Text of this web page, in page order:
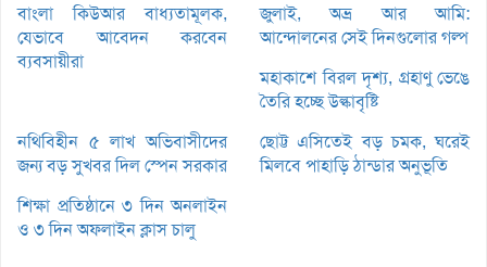
বাংলা কিউআর বাধ্যতামূলক,
যেভাবে আবেদন করবেন
ব্যবসায়ীরা
জুলাই, অভ্র আর আমি:
আন্দোলনের সেই দিনগুলোর গল্প
মহাকাশে বিরল দৃশ্য, গ্রহাণু ভেঙে
তৈরি হচ্ছে উল্কাবৃষ্টি
নথিবিহীন ৫ লাখ অভিবাসীদের
জন্য বড় সুখবর দিল স্পেন সরকার
ছোট্ট এসিতেই বড় চমক, ঘরেই
মিলবে পাহাড়ি ঠান্ডার অনুভূতি
শিক্ষা প্রতিষ্ঠানে ৩ দিন অনলাইন
ও ৩ দিন অফলাইন ক্লাস চালু